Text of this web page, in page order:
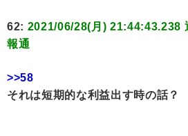
62: 2021/06/28(月) 21:44:43.238
報通
>>58
それは短期的な利益出す時の話？